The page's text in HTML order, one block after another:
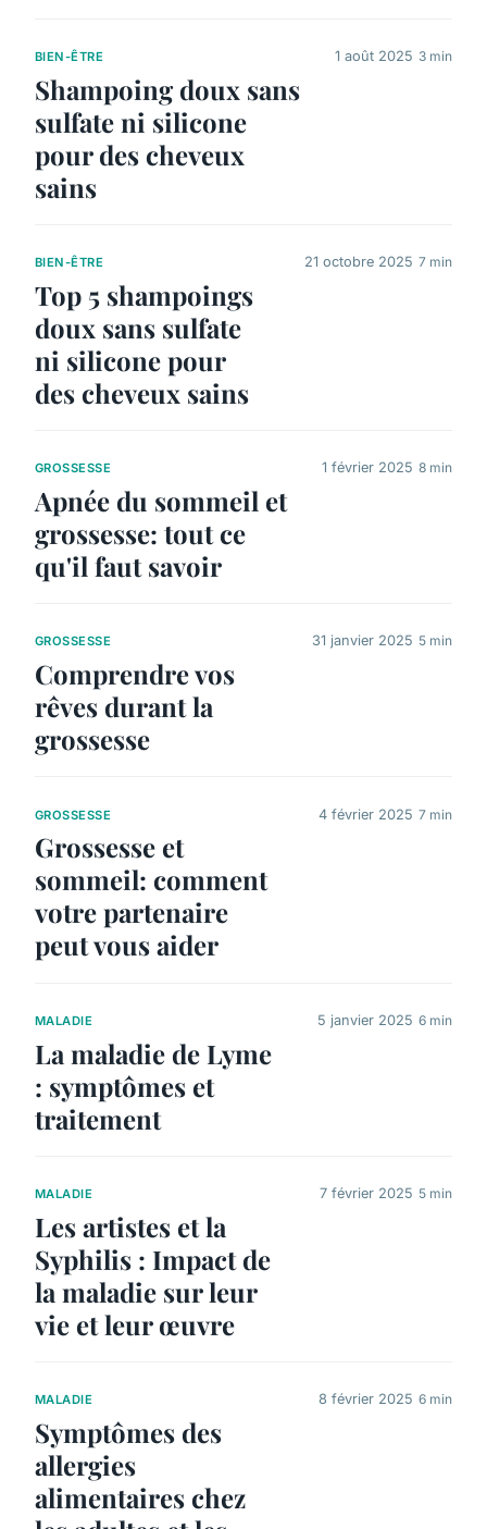
BIEN-ÊTRE
Shampoing doux sans
sulfate ni silicone
pour des cheveux
sains
1 août 2025 3 min
BIEN-ÊTRE
Top 5 shampoings
doux sans sulfate
ni silicone pour
des cheveux sains
21 octobre 2025 7 min
GROSSESSE
Apnée du sommeil et
grossesse: tout ce
qu'il faut savoir
1 février 2025 8 min
GROSSESSE
Comprendre vos
rêves durant la
grossesse
31 janvier 2025 5 min
GROSSESSE
Grossesse et
sommeil: comment
votre partenaire
peut vous aider
4 février 2025 7 min
MALADIE
La maladie de Lyme
: symptômes et
traitement
5 janvier 2025 6 min
MALADIE
Les artistes et la
Syphilis : Impact de
la maladie sur leur
vie et leur œuvre
7 février 2025 5 min
MALADIE
Symptômes des
allergies
alimentaires chez
8 février 2025 6 min